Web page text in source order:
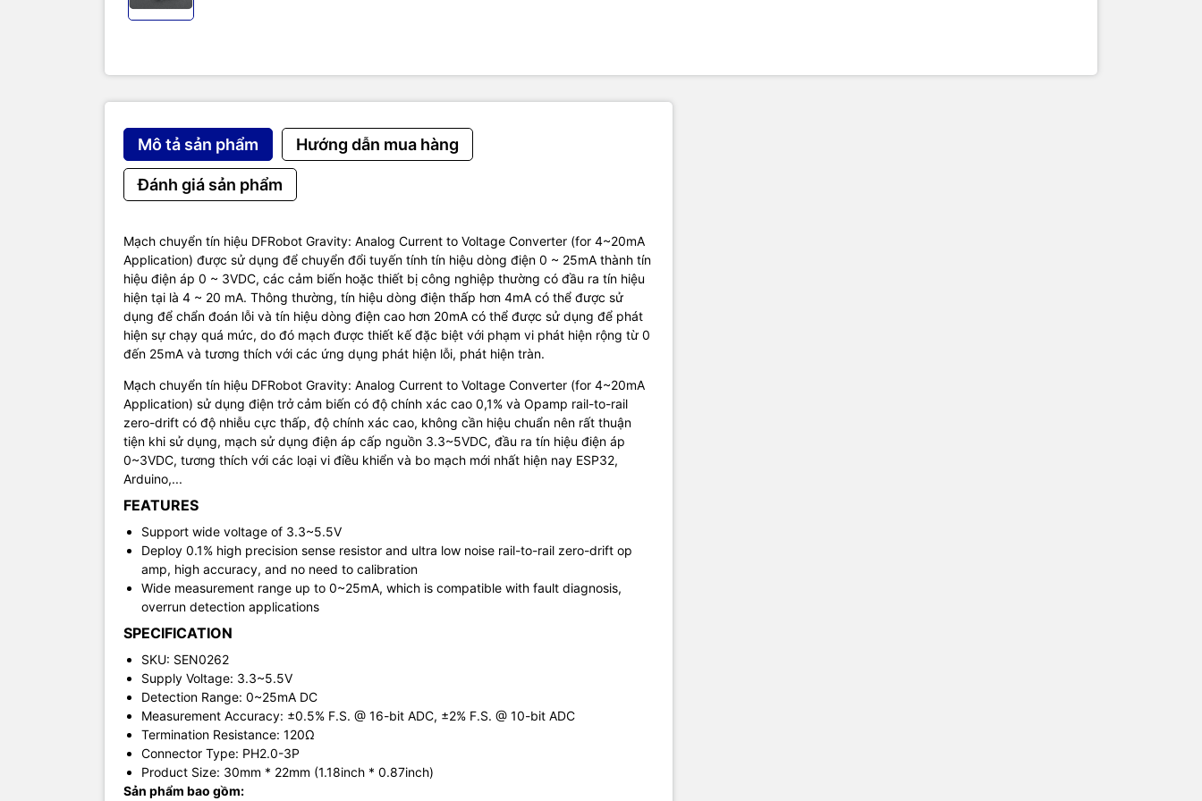
Mô tả sản phẩm Hướng dẫn mua hàng
Đánh giá sản phẩm
Mạch chuyển tín hiệu DFRobot Gravity: Analog Current to Voltage Converter (for 4~20mA
Application) được sử dụng để chuyển đổi tuyến tính tín hiệu dòng điện 0 ~ 25mA thành tín
hiệu điện áp 0 ~ 3VDC, các cảm biến hoặc thiết bị công nghiệp thường có đầu ra tín hiệu
hiện tại là 4 ~ 20 mA. Thông thường, tín hiệu dòng điện thấp hơn 4mA có thể được sử
dụng để chẩn đoán lỗi và tín hiệu dòng điện cao hơn 20mA có thể được sử dụng để phát
hiện sự chạy quá mức, do đó mạch được thiết kế đặc biệt với phạm vi phát hiện rộng từ 0
đến 25mA và tương thích với các ứng dụng phát hiện lỗi, phát hiện tràn.
Mạch chuyển tín hiệu DFRobot Gravity: Analog Current to Voltage Converter (for 4~20mA
Application) sử dụng điện trở cảm biến có độ chính xác cao 0,1% và Opamp rail-to-rail
zero-drift có độ nhiễu cực thấp, độ chính xác cao, không cần hiệu chuẩn nên rất thuận
tiện khi sử dụng, mạch sử dụng điện áp cấp nguồn 3.3~5VDC, đầu ra tín hiệu điện áp
0~3VDC, tương thích với các loại vi điều khiển và bo mạch mới nhất hiện nay ESP32,
Arduino,...
FEATURES
Support wide voltage of 3.3~5.5V
Deploy 0.1% high precision sense resistor and ultra low noise rail-to-rail zero-drift op
amp, high accuracy, and no need to calibration
Wide measurement range up to 0~25mA, which is compatible with fault diagnosis,
overrun detection applications
SPECIFICATION
SKU: SEN0262
Supply Voltage: 3.3~5.5V
Detection Range: 0~25mA DC
Measurement Accuracy: ±0.5% F.S. @ 16-bit ADC, ±2% F.S. @ 10-bit ADC
Termination Resistance: 120Ω
Connector Type: PH2.0-3P
Product Size: 30mm * 22mm (1.18inch * 0.87inch)
Sản phẩm bao gồm:
Detection Range: 0~25mA DC
Termination Resistance: 120Ω
Connector Type: PH2.0-3P
Digital Sensor Cable 3pin x1
Trang chủ nhà sản xuất và hướng dẫn sử dụng.